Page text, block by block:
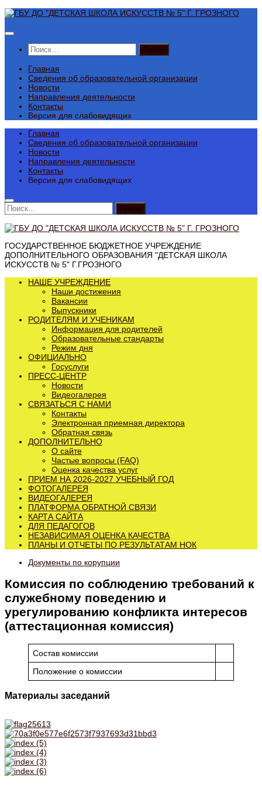
Перейти
содержимому
Найти:
Главная
Сведения об образовательной организации
Новости
Направления деятельности
Контакты
Версия для слабовидящих
Главная
Сведения об образовательной организации
Новости
Направления деятельности
Контакты
Версия для слабовидящих
Найти:
ГОСУДАРСТВЕННОЕ БЮДЖЕТНОЕ УЧРЕЖДЕНИЕ
ДОПОЛНИТЕЛЬНОГО ОБРАЗОВАНИЯ "ДЕТСКАЯ ШКОЛА
ИСКУССТВ № 5" Г.ГРОЗНОГО
НАШЕ УЧРЕЖДЕНИЕ
Наши достижения
Вакансии
Выпускники
РОДИТЕЛЯМ И УЧЕНИКАМ
Информация для родителей
Образовательные стандарты
Режим дня
ОФИЦИАЛЬНО
Госуслуги
ПРЕСС-ЦЕНТР
Новости
Видеогалерея
СВЯЗАТЬСЯ С НАМИ
Контакты
Электронная приемная директора
Обратная связь
ДОПОЛНИТЕЛЬНО
О сайте
Частые вопросы (FAQ)
Оценка качества услуг
ПРИЕМ НА 2026-2027 УЧЕБНЫЙ ГОД
ФОТОГАЛЕРЕЯ
ВИДЕОГАЛЕРЕЯ
ПЛАТФОРМА ОБРАТНОЙ СВЯЗИ
КАРТА САЙТА
ДЛЯ ПЕДАГОГОВ
НЕЗАВИСИМАЯ ОЦЕНКА КАЧЕСТВА
ПЛАНЫ И ОТЧЕТЫ ПО РЕЗУЛЬТАТАМ НОК
Документы по корупции
Комиссия по соблюдению требований к
служебному поведению и
урегулированию конфликта интересов
(аттестационная комиссия)
Состав комиссии
Положение о комиссии
Материалы заседаний